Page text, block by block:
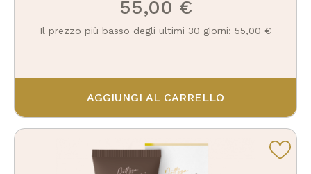
55,00 €
Il prezzo più basso degli ultimi 30 giorni: 55,00 €
AGGIUNGI AL CARRELLO